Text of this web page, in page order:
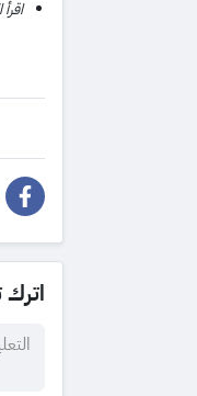
اترك